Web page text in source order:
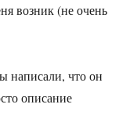
возник (не очень
написали, что он
описание